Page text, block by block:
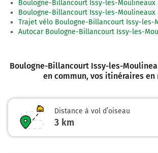
Boulogne-Billancourt Issy-les-Moulineaux
Boulogne-Billancourt Issy-les-Moulineaux
Trajet vélo Boulogne-Billancourt Issy-les-
Autocar Boulogne-Billancourt Issy-les-
Boulogne-Billancourt Issy-les-
en commun, vos itinéraires en
Distance à vol d’oiseau
3 km